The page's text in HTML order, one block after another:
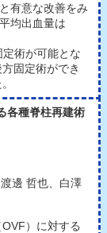
有意な改善をみ
均出血量は
定術が可能とな
固定術ができ
各種脊柱再建術
邊 哲也、白澤
）に対する